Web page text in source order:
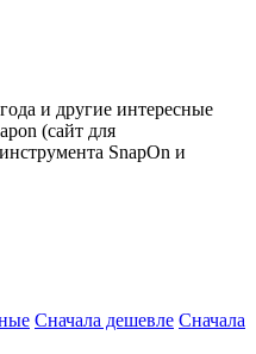
и другие интересные
(сайт для
SnapOn и
Сначала дешевле Сначала